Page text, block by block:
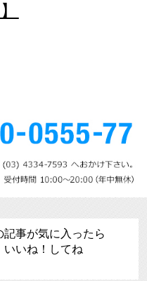
記事が気に入ったら
いいね！してね